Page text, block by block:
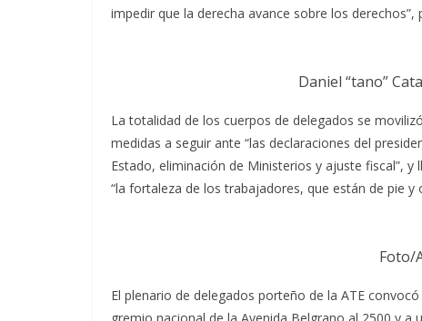
impedir que la derecha avance sobre los
Daniel “tano”
La totalidad de los cuerpos de delegados se
medidas a seguir ante “las declaraciones del
Estado, eliminación de Ministerios y ajuste fiscal”,
“la fortaleza de los trabajadores, que están de pie y
Foto/
El plenario de delegados porteño de la ATE